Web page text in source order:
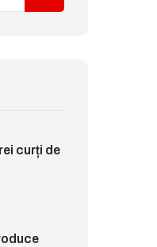
curți de